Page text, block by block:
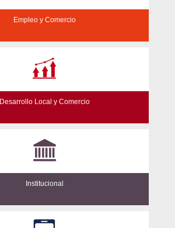
Empleo y Comercio
Desarrollo Local y Comercio
Institucional